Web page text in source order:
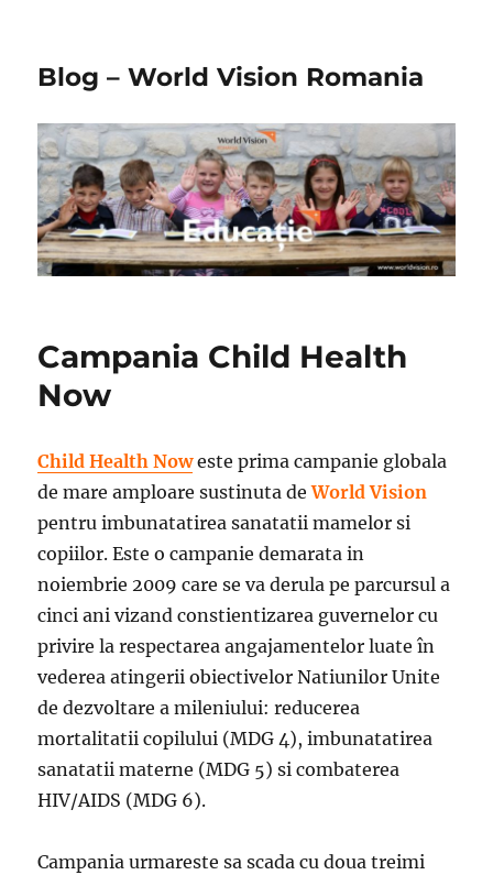
Blog – World Vision Romania
Campania Child Health
Now
Child Health Noweste prima campanie globala
de mare amploare sustinuta deWorld Vision
pentru imbunatatirea sanatatii mamelor si
copiilor. Este o campanie demarata in
noiembrie 2009 care se va derula pe parcursul a
cinci ani vizand constientizarea guvernelor cu
privire la respectarea angajamentelor luate în
vederea atingerii obiectivelor Natiunilor Unite
de dezvoltare a mileniului: reducerea
mortalitatii copilului (MDG 4), imbunatatirea
sanatatii materne (MDG 5) si combaterea
HIV/AIDS (MDG 6).
Campania urmareste sa scada cu doua treimi